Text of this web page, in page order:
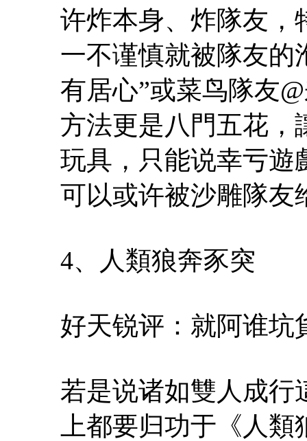
许炸本身、炸隊友，
一不谨慎就被隊友的
有居心”或菜鸟隊友
方法更是八門五花，
玩具，只能说幸亏遊
可以或许被沙雕隊友
4、人類狼奔豕突
好天锐评：就阿谁坑
若是说诸如雙人成行
上都要归功于《人